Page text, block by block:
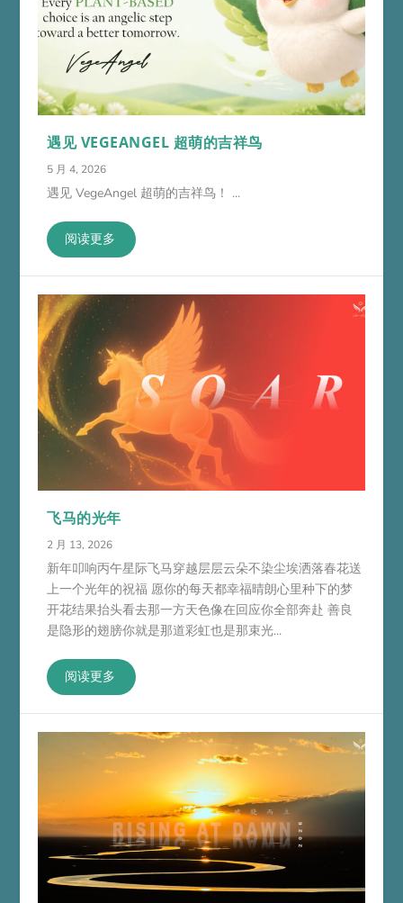
遇见 VEGEANGEL 超萌的吉祥鸟
5 月 4, 2026
遇见 VegeAngel 超萌的吉祥鸟！ ...
阅读更多
飞马的光年
2 月 13, 2026
新年叩响丙午星际飞马穿越层层云朵不染尘埃洒落春花送
上一个光年的祝福 愿你的每天都幸福晴朗心里种下的梦
开花结果抬头看去那一方天色像在回应你全部奔赴 善良
是隐形的翅膀你就是那道彩虹也是那束光...
阅读更多